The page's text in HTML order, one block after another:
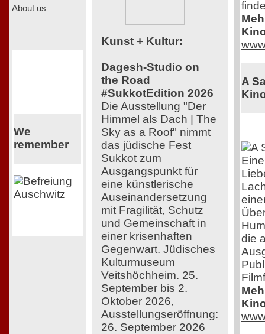
About us
We
remember
Kunst + Kultur:
Dagesh-Studio on
the Road
#SukkotEdition 2026
Die Ausstellung "Der
Himmel als Dach | The
Sky as a Roof" nimmt
das jüdische Fest
Sukkot zum
Ausgangspunkt für
eine künstlerische
Auseinandersetzung
mit Fragilität, Schutz
und Gemeinschaft in
einer krisenhaften
Gegenwart. Jüdisches
Kulturmuseum
Veitshöchheim. 25.
September bis 2.
Oktober 2026,
Ausstellungseröffnung:
26. September 2026
A
die